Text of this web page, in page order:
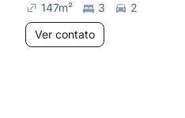
147m² 3
2
Ver contato